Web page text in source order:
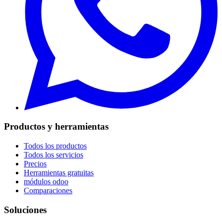
Productos y herramientas
Todos los productos
Todos los servicios
Precios
Herramientas gratuitas
módulos odoo
Comparaciones
Soluciones